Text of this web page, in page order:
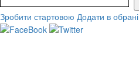
Зробити стартовою Додати в обрані